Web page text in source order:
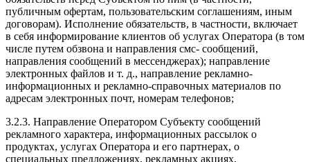
публичным офертам, пользовательским соглашениям, иным
договорам). Исполнение обязательств, в частности, включает
в себя информирование клиентов об услугах Оператора (в том
числе путем обзвона и направления смс- сообщений,
направления сообщений в мессенджерах); направление
электронных файлов и т. д., направление рекламно-
информационных и рекламно-справочных материалов по
адресам электронных почт, номерам телефонов;
3.2.3. Направление Оператором Субъекту сообщений
рекламного характера, информационных рассылок о
продуктах, услугах Оператора и его партнерах, о
специальных предложениях, рекламных акциях,